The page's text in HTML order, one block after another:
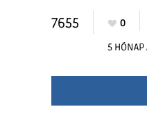
7655 0
5 HÓNAP